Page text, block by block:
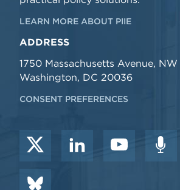
LEARN MORE ABOUT PIIE
ADDRESS
1750 Massachusetts Avenue, NW
Washington, DC 20036
CONSENT PREFERENCES